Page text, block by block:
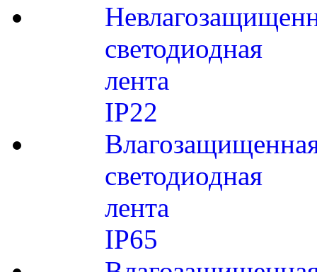
светодиодная
лента
IP22
светодиодная
лента
IP65